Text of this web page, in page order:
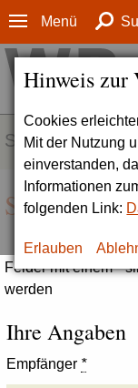
Hinweis zur
Cookies
Mit der Nutzung
einverstanden,
Informationen
folgenden Link:
Erlauben
Menü
SERVICE
Seite
Felder mit einem *
werden
Ihre Angaben
Empfänger *